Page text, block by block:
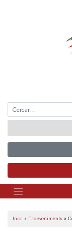
Inici » Esdeveniments »